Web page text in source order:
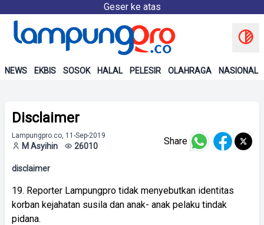
Geser ke atas
NEWS EKBIS SOSOK HALAL PELESIR OLAHRAGA NASIONAL
Disclaimer
Lampungpro.co, 11-Sep-2019
M Asyihin 26010 Share
disclaimer
19. Reporter Lampungpro tidak menyebutkan identitas
korban kejahatan susila dan anak- anak pelaku tindak
pidana.